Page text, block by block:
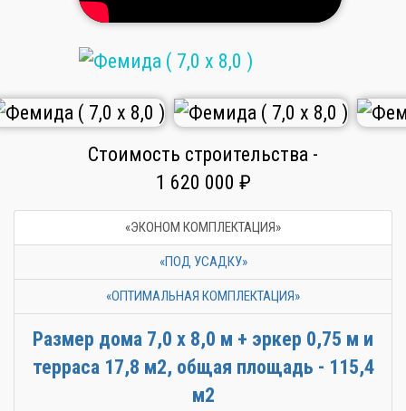
Стоимость строительства -
1 620 000 ₽
«ЭКОНОМ КОМПЛЕКТАЦИЯ»
«ПОД УСАДКУ»
«ОПТИМАЛЬНАЯ КОМПЛЕКТАЦИЯ»
Размер дома 7,0 х 8,0 м + эркер 0,75 м и
терраса 17,8 м2, общая площадь - 115,4
м2